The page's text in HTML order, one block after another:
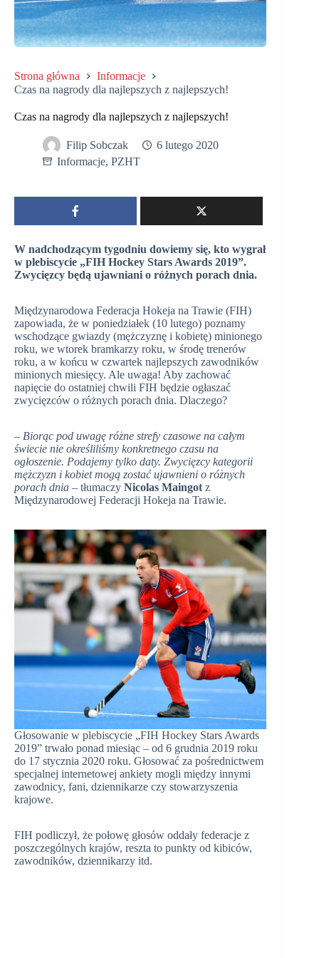
Strona główna
Informacje
Czas na nagrody dla najlepszych z najlepszych!
Czas na nagrody dla najlepszych z najlepszych!
Filip Sobczak
6 lutego 2020
Informacje, PZHT
W nadchodzącym tygodniu dowiemy się, kto wygrał
w plebiscycie „FIH Hockey Stars Awards 2019”.
Zwycięzcy będą ujawniani o różnych porach dnia.
Międzynarodowa Federacja Hokeja na Trawie (FIH)
zapowiada, że w poniedziałek (10 lutego) poznamy
wschodzące gwiazdy (mężczyznę i kobietę) minionego
roku, we wtorek bramkarzy roku, w środę trenerów
roku, a w końcu w czwartek najlepszych zawodników
minionych miesięcy. Ale uwaga! Aby zachować
napięcie do ostatniej chwili FIH będzie ogłaszać
zwycięzców o różnych porach dnia. Dlaczego?
– Biorąc pod uwagę różne strefy czasowe na całym
świecie nie określiliśmy konkretnego czasu na
ogłoszenie. Podajemy tylko daty. Zwycięzcy kategorii
mężczyzn i kobiet mogą zostać ujawnieni o różnych
porach dnia – tłumaczy Nicolas Maingot z
Międzynarodowej Federacji Hokeja na Trawie.
Głosowanie w plebiscycie „FIH Hockey Stars Awards
2019” trwało ponad miesiąc – od 6 grudnia 2019 roku
do 17 stycznia 2020 roku. Głosować za pośrednictwem
specjalnej internetowej ankiety mogli między innymi
zawodnicy, fani, dziennikarze czy stowarzyszenia
krajowe.
FIH podliczył, że połowę głosów oddały federacje z
poszczególnych krajów, reszta to punkty od kibiców,
zawodników, dziennikarzy itd.